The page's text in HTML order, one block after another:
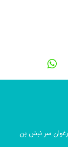
سر نبش بن